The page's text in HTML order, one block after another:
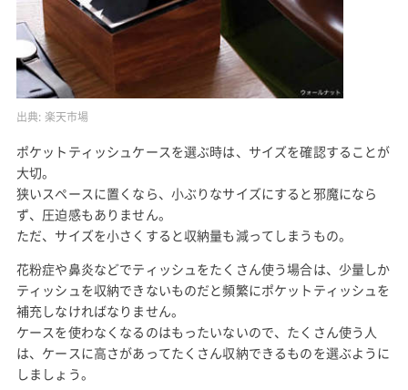
出典: 楽天市場
ポケットティッシュケースを選ぶ時は、サイズを確認することが
大切。
狭いスペースに置くなら、小ぶりなサイズにすると邪魔になら
ず、圧迫感もありません。
ただ、サイズを小さくすると収納量も減ってしまうもの。
花粉症や鼻炎などでティッシュをたくさん使う場合は、少量しか
ティッシュを収納できないものだと頻繁にポケットティッシュを
補充しなければなりません。
ケースを使わなくなるのはもったいないので、たくさん使う人
は、ケースに高さがあってたくさん収納できるものを選ぶように
しましょう。